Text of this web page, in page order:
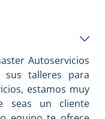
Autoservicios
talleres para
estamos muy
seas un cliente